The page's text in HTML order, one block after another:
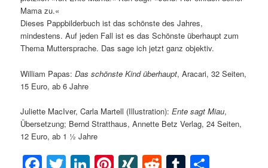
Mama zu.«
Dieses Pappbilderbuch ist das schönste des Jahres,
mindestens. Auf jeden Fall ist es das Schönste überhaupt zum
Thema Muttersprache. Das sage ich jetzt ganz objektiv.
William Papas:Das schönste Kind überhaupt, Aracari, 32 Seiten,
15 Euro, ab 6 Jahre
Juliette MacIver, Carla Martell (Illustration):Ente sagt Miau,
Übersetzung; Bernd Stratthaus, Annette Betz Verlag, 24 Seiten,
12 Euro, ab 1 ½ Jahre